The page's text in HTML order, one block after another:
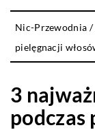
Nic-Przewodnia /
pielęgnacji
3
podczas